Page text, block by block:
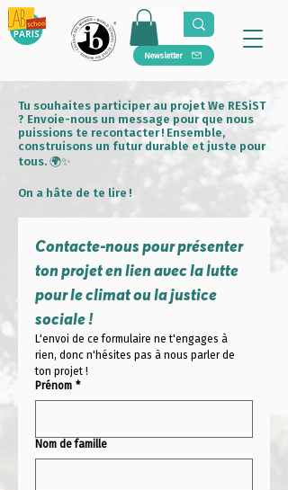
Newsletter
Tu souhaites participer au projet We RESiST
? Envoie-nous un message pour que nous
puissions te recontacter ! Ensemble,
construisons un futur durable et juste pour
tous. 🌍✨
On a hâte de te lire !
Contacte-nous pour présenter
ton projet en lien avec la lutte
pour le climat ou la justice
sociale !
L'envoi de ce formulaire ne t'engages à
rien, donc n'hésites pas à nous parler de
ton projet !
Prénom *
Nom de famille